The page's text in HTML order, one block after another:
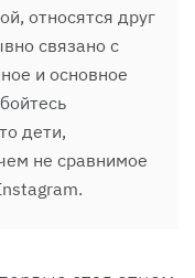
относятся друг
связано с
и основное
дети,
не сравнимое